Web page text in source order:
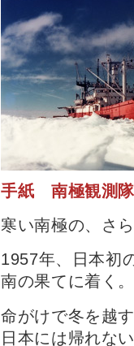
手紙 南極観測
寒い南極の、さ
1957年、日本初
南の果てに着く
命がけで冬を越
日本には帰れな